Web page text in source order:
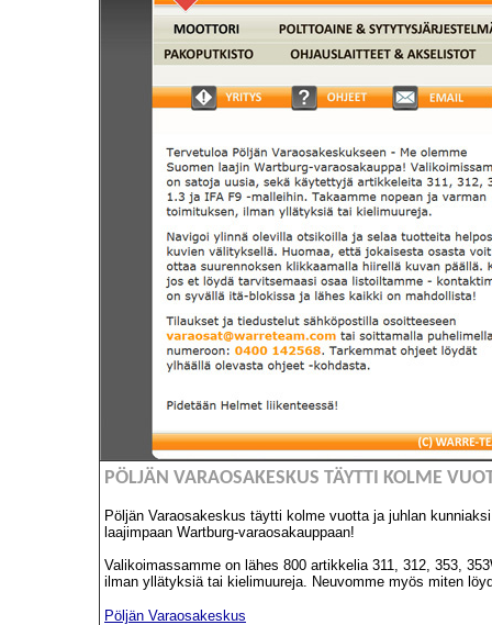
PÖLJÄN VARAOSAKESKUS TÄYTTI KOLME
Pöljän Varaosakeskus täytti kolme vuotta ja juhlan
laajimpaan Wartburg-varaosakauppaan!
Valikoimassamme on lähes 800 artikkelia 311, 312, 353,
ilman yllätyksiä tai kielimuureja. Neuvomme myös miten
Pöljän Varaosakeskus